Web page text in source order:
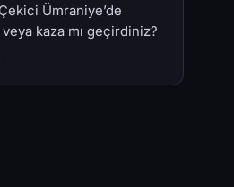
Ümraniye’de
veya kaza mı geçirdiniz?